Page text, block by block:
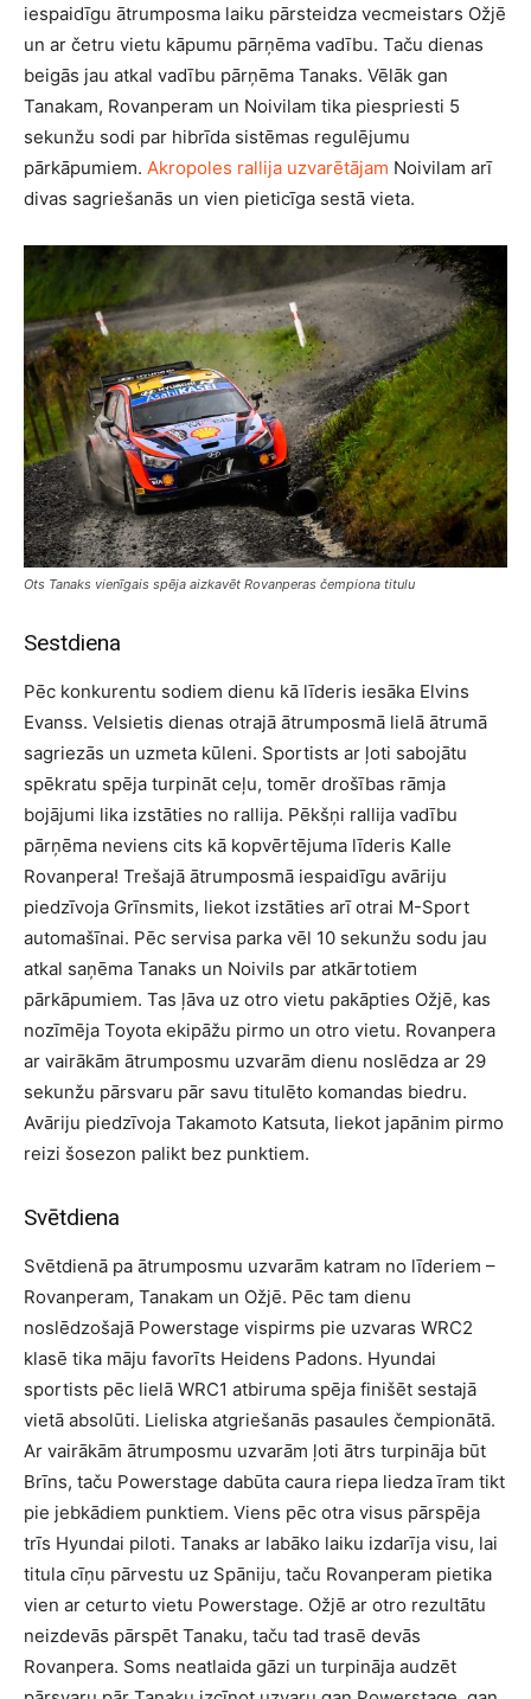
iespaidīgu ātrumposma laiku pārsteidza vecmeistars Ožjē
un ar četru vietu kāpumu pārņēma vadību. Taču dienas
beigās jau atkal vadību pārņēma Tanaks. Vēlāk gan
Tanakam, Rovanperam un Noivilam tika piespriesti 5
sekunžu sodi par hibrīda sistēmas regulējumu
pārkāpumiem. Akropoles rallija uzvarētājam Noivilam arī
divas sagriešanās un vien pieticīga sestā vieta.
Ots Tanaks vienīgais spēja aizkavēt Rovanperas čempiona titulu
Sestdiena
Pēc konkurentu sodiem dienu kā līderis iesāka Elvins
Evanss. Velsietis dienas otrajā ātrumposmā lielā ātrumā
sagriezās un uzmeta kūleni. Sportists ar ļoti sabojātu
spēkratu spēja turpināt ceļu, tomēr drošības rāmja
bojājumi lika izstāties no rallija. Pēkšņi rallija vadību
pārņēma neviens cits kā kopvērtējuma līderis Kalle
Rovanpera! Trešajā ātrumposmā iespaidīgu avāriju
piedzīvoja Grīnsmits, liekot izstāties arī otrai M-Sport
automašīnai. Pēc servisa parka vēl 10 sekunžu sodu jau
atkal saņēma Tanaks un Noivils par atkārtotiem
pārkāpumiem. Tas ļāva uz otro vietu pakāpties Ožjē, kas
nozīmēja Toyota ekipāžu pirmo un otro vietu. Rovanpera
ar vairākām ātrumposmu uzvarām dienu noslēdza ar 29
sekunžu pārsvaru pār savu titulēto komandas biedru.
Avāriju piedzīvoja Takamoto Katsuta, liekot japānim pirmo
reizi šosezon palikt bez punktiem.
Svētdiena
Svētdienā pa ātrumposmu uzvarām katram no līderiem –
Rovanperam, Tanakam un Ožjē. Pēc tam dienu
noslēdzošajā Powerstage vispirms pie uzvaras WRC2
klasē tika māju favorīts Heidens Padons. Hyundai
sportists pēc lielā WRC1 atbiruma spēja finišēt sestajā
vietā absolūti. Lieliska atgriešanās pasaules čempionātā.
Ar vairākām ātrumposmu uzvarām ļoti ātrs turpināja būt
Brīns, taču Powerstage dabūta caura riepa liedza īram tikt
pie jebkādiem punktiem. Viens pēc otra visus pārspēja
trīs Hyundai piloti. Tanaks ar labāko laiku izdarīja visu, lai
titula cīņu pārvestu uz Spāniju, taču Rovanperam pietika
vien ar ceturto vietu Powerstage. Ožjē ar otro rezultātu
neizdevās pārspēt Tanaku, taču tad trasē devās
Rovanpera. Soms neatlaida gāzi un turpināja audzēt